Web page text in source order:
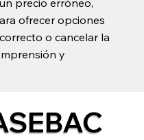
ofrecer opciones
o cancelar la
y